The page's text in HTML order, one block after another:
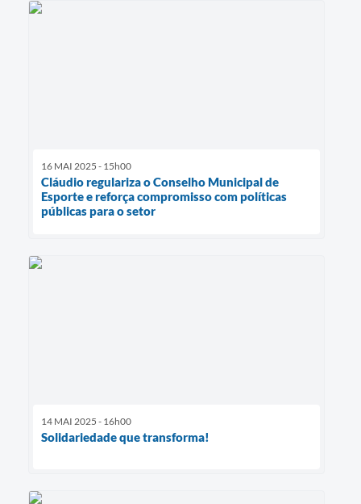
16 MAI 2025 - 15h00
Cláudio regulariza o Conselho Municipal de
Esporte e reforça compromisso com políticas
públicas para o setor
14 MAI 2025 - 16h00
Solidariedade que transforma!